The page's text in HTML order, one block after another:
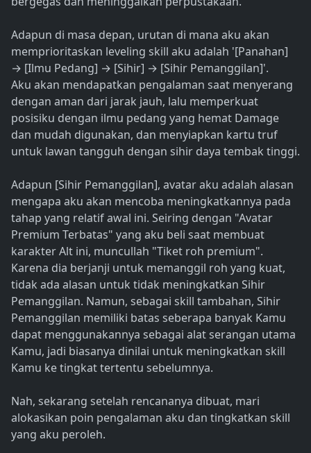
Adapun di masa depan, urutan di mana aku akan
memprioritaskan leveling skill aku adalah '[Panahan]
→ [Ilmu Pedang] → [Sihir] → [Sihir Pemanggilan]'.
Aku akan mendapatkan pengalaman saat menyerang
dengan aman dari jarak jauh, lalu memperkuat
posisiku dengan ilmu pedang yang hemat Damage
dan mudah digunakan, dan menyiapkan kartu truf
untuk lawan tangguh dengan sihir daya tembak tinggi.
Adapun [Sihir Pemanggilan], avatar aku adalah alasan
mengapa aku akan mencoba meningkatkannya pada
tahap yang relatif awal ini. Seiring dengan "Avatar
Premium Terbatas" yang aku beli saat membuat
karakter Alt ini, muncullah "Tiket roh premium".
Karena dia berjanji untuk memanggil roh yang kuat,
tidak ada alasan untuk tidak meningkatkan Sihir
Pemanggilan. Namun, sebagai skill tambahan, Sihir
Pemanggilan memiliki batas seberapa banyak Kamu
dapat menggunakannya sebagai alat serangan utama
Kamu, jadi biasanya dinilai untuk meningkatkan skill
Kamu ke tingkat tertentu sebelumnya.
Nah, sekarang setelah rencananya dibuat, mari
alokasikan poin pengalaman aku dan tingkatkan skill
yang aku peroleh.